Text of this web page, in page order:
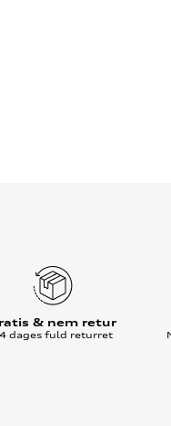
& nem retur
dages fuld returret